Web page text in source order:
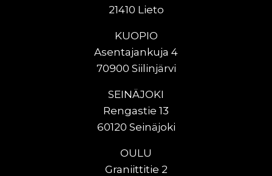
21410 Lieto
KUOPIO
Asentajankuja 4
70900 Siilinjärvi
SEINÄJOKI
Rengastie 13
60120 Seinäjoki
OULU
Graniittitie 2